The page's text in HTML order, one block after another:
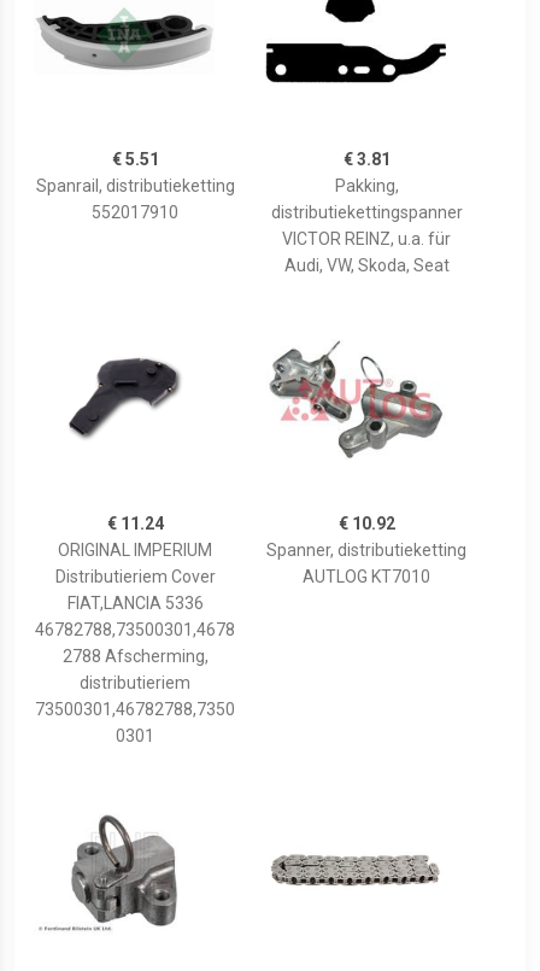
€ 5.51
Spanrail, distributieketting
552017910
€ 3.81
Pakking,
distributiekettingspanner
VICTOR REINZ, u.a. für
Audi, VW, Skoda, Seat
€ 11.24
ORIGINAL IMPERIUM
Distributieriem Cover
FIAT,LANCIA 5336
46782788,73500301,4678
2788 Afscherming,
distributieriem
73500301,46782788,7350
0301
€ 10.92
Spanner, distributieketting
AUTLOG KT7010